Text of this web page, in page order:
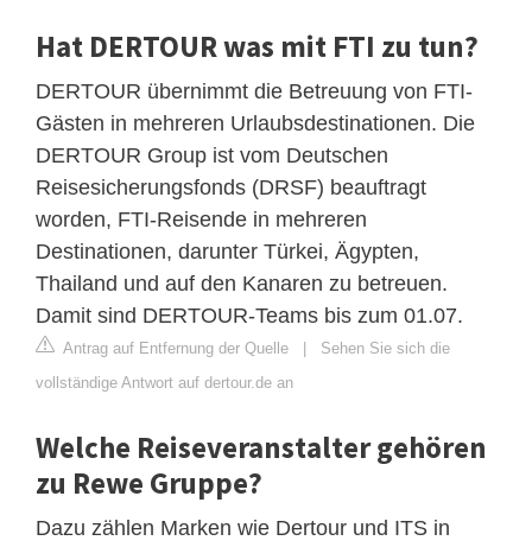
Hat DERTOUR was mit FTI zu tun?
DERTOUR übernimmt die Betreuung von FTI-
Gästen in mehreren Urlaubsdestinationen. Die
DERTOUR Group ist vom Deutschen
Reisesicherungsfonds (DRSF) beauftragt
worden, FTI-Reisende in mehreren
Destinationen, darunter Türkei, Ägypten,
Thailand und auf den Kanaren zu betreuen.
Damit sind DERTOUR-Teams bis zum 01.07.
Antrag auf Entfernung der Quelle
Sehen Sie sich die
vollständige Antwort auf dertour.de an
Welche Reiseveranstalter gehören
zu Rewe Gruppe?
Dazu zählen Marken wie Dertour und ITS in